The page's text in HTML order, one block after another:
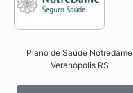
Plano de Saúde Notredame
Veranópolis RS​